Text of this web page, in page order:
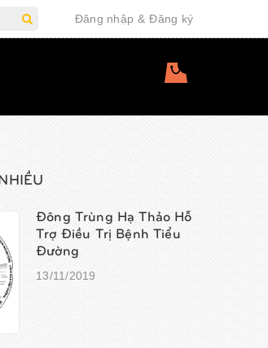
Đăng nhập & Đăng ký
Đông Trùng Hạ Thảo Hỗ
Trợ Điều Trị Bệnh Tiểu
Đường
13/11/2019